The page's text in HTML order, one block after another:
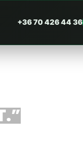
+36 70 426 44 36